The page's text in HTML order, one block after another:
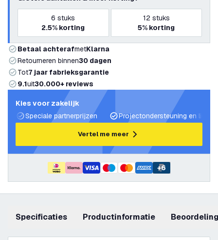
6 stuks
2.5% korting
12 stuks
5% korting
Betaal achterafmetKlarna
Retourneren binnen30 dagen
Tot7 jaar fabrieksgarantie
9.1uit30.000+ reviews
Kies voor zakelijk
Speciale partnerprijzen
Projectondersteuning en
Vertel me meer
+6
Specificaties productinformatie